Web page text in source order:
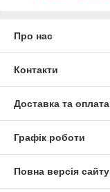
Про нас
Контакти
Доставка та оплата
Графік роботи
Повна версія сайту